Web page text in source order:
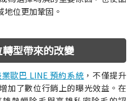
位更加鞏固。
型帶來的改變
業歐巴 LINE 預約系統 ，不僅提升
加了數位行銷上的曝光效益。在